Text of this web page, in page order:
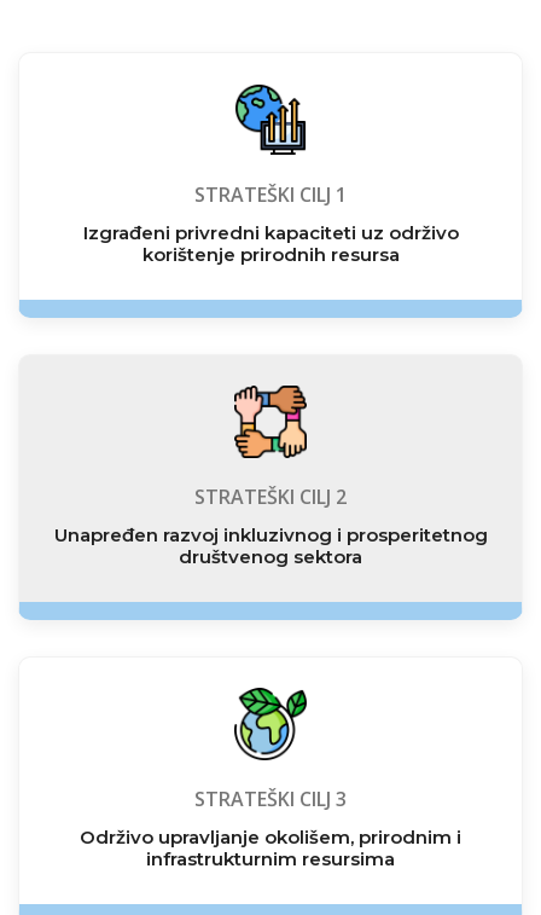
STRATEŠKI CILJ 1
Izgrađeni privredni kapaciteti uz održivo
korištenje prirodnih resursa
STRATEŠKI CILJ 2
Unapređen razvoj inkluzivnog i prosperitetnog
društvenog sektora
STRATEŠKI CILJ 3
Održivo upravljanje okolišem, prirodnim i
infrastrukturnim resursima